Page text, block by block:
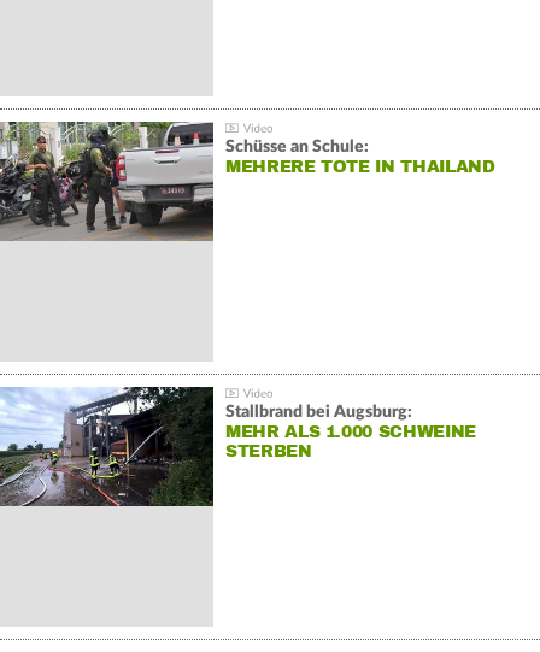
Schüsse an Schule:
MEHRERE TOTE IN THAILAND
Stallbrand bei Augsburg:
MEHR ALS 1.000 SCHWEINE
STERBEN